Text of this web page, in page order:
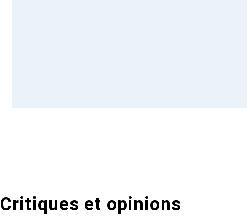
Critiques et opinions